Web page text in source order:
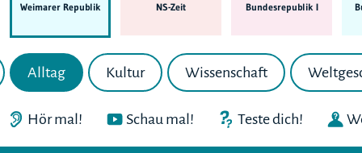
Weimarer Republik NS-Zeit Bundes­republik I
Alltag Kultur Wissenschaft
Hör mal! Schau mal! Teste dich!